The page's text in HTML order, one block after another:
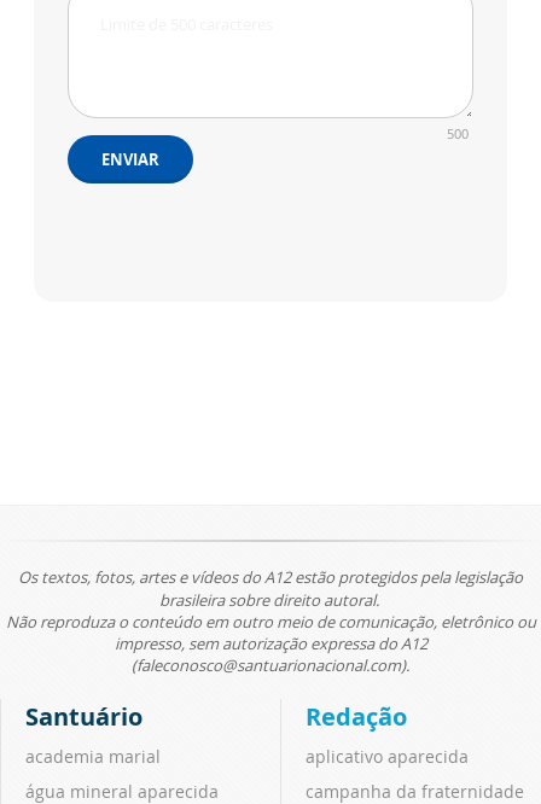
500
ENVIAR
Os textos, fotos, artes e vídeos do A12 estão protegidos pela legislação
brasileira sobre direito autoral.
Não reproduza o conteúdo em outro meio de comunicação, eletrônico ou
impresso, sem autorização expressa do A12
(faleconosco@santuarionacional.com).
Santuário
academia marial
água mineral aparecida
Redação
aplicativo aparecida
campanha da fraternidade